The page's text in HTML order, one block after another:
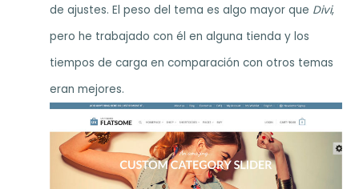
de ajustes. El peso del tema es algo mayor que Divi,
pero he trabajado con él en alguna tienda y los
tiempos de carga en comparación con otros temas
eran mejores.